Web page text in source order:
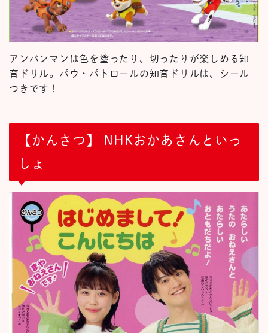
アンパンマンは色を塗ったり、切ったりが楽しめる知
育ドリル。パウ・パトロールの知育ドリルは、シール
つきです！
【かんさつ】 NHKおかあさんといっ
しょ